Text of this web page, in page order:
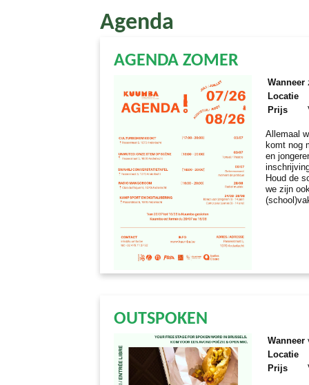
Agenda
AGENDA ZOMER
Wanneer
Locatie
Prijs
Allemaal
komt nog
en
Houd de
we zijn
OUTSPOKEN
Wanneer
Locatie
Prijs